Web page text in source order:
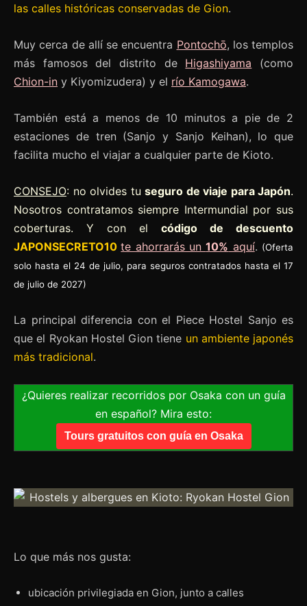
las calles históricas conservadas de Gion.
Muy cerca de allí se encuentra Pontochō, los templos
más famosos del distrito de Higashiyama (como
Chion-in y Kiyomizudera) y el río Kamogawa.
También está a menos de 10 minutos a pie de 2
estaciones de tren (Sanjo y Sanjo Keihan), lo que
facilita mucho el viajar a cualquier parte de Kioto.
CONSEJO: no olvides tu seguro de viaje para Japón.
Nosotros contratamos siempre Intermundial por sus
coberturas. Y con el código de descuento
JAPONSECRETO10 te ahorrarás un10% aquí. (Oferta
solo hasta el 24 de julio, para seguros contratados hasta el 17
de julio de 2027)
La principal diferencia con el Piece Hostel Sanjo es
que el Ryokan Hostel Gion tiene un ambiente japonés
más tradicional.
¿Quieres realizar recorridos por Osaka con un guía
en español? Mira esto:
Tours gratuitos con guía en Osaka
Lo que más nos gusta:
ubicación privilegiada en Gion, junto a calles